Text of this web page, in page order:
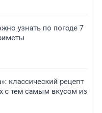
узнать по погоде 7
классический рецепт
с тем самым вкусом из